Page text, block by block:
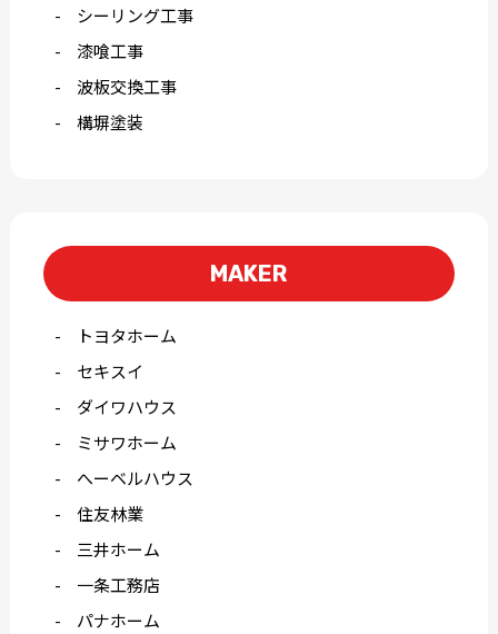
シーリング工事
漆喰工事
波板交換工事
構塀塗装
MAKER
トヨタホーム
セキスイ
ダイワハウス
ミサワホーム
へーベルハウス
住友林業
三井ホーム
一条工務店
パナホーム